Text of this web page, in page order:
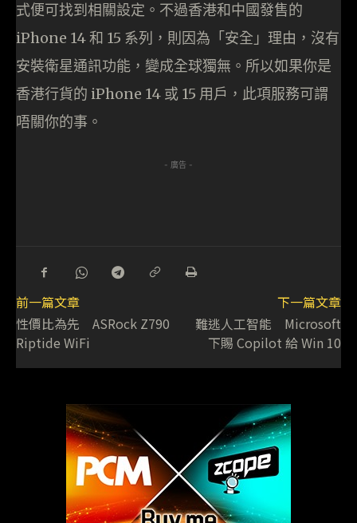
式便可找到相關設定。不過香港和中國發售的
iPhone 14 和 15 系列，則因為「安全」理由，沒有
安裝衛星通訊功能，變成全球獨無。所以如果你是
香港行貨的 iPhone 14 或 15 用戶，此項服務可謂
唔關你的事。
- 廣告 -
前一篇文章
性價比為先 ASRock Z790
Riptide WiFi
下一篇文章
難逃人工智能 Microsoft
下賜 Copilot 給 Win 10